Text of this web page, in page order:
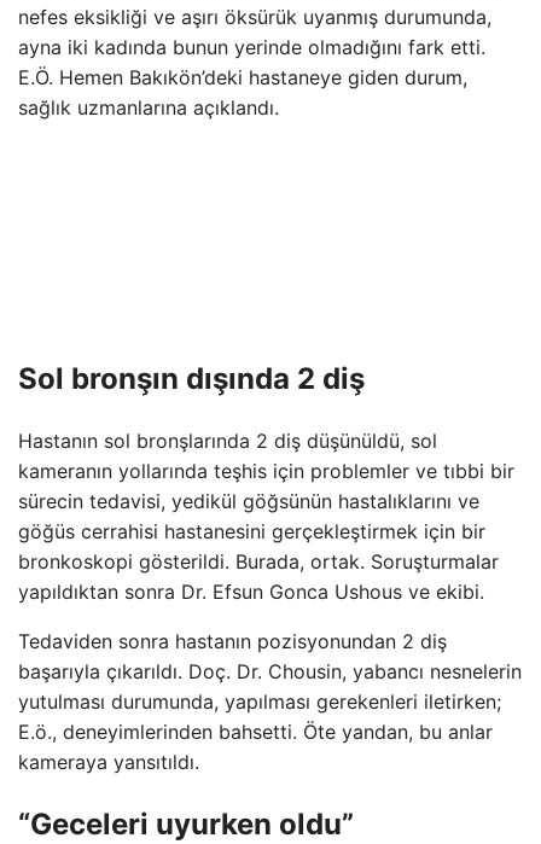
nefes eksikliği ve aşırı öksürük uyanmış durumunda,
ayna iki kadında bunun yerinde olmadığını fark etti.
E.Ö. Hemen Bakıkön’deki hastaneye giden durum,
sağlık uzmanlarına açıklandı.
Sol bronşın dışında 2 diş
Hastanın sol bronşlarında 2 diş düşünüldü, sol
kameranın yollarında teşhis için problemler ve tıbbi bir
sürecin tedavisi, yedikül göğsünün hastalıklarını ve
göğüs cerrahisi hastanesini gerçekleştirmek için bir
bronkoskopi gösterildi. Burada, ortak. Soruşturmalar
yapıldıktan sonra Dr. Efsun Gonca Ushous ve ekibi.
Tedaviden sonra hastanın pozisyonundan 2 diş
başarıyla çıkarıldı. Doç. Dr. Chousin, yabancı nesnelerin
yutulması durumunda, yapılması gerekenleri iletirken;
E.ö., deneyimlerinden bahsetti. Öte yandan, bu anlar
kameraya yansıtıldı.
“Geceleri uyurken oldu”